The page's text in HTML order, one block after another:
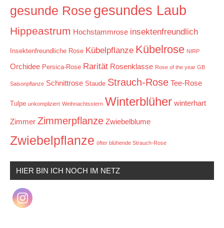
gesunde Rose gesundes Laub
Hippeastrum Hochstammrose insektenfreundlich
Insektenfreundliche Rose Kübelpflanze Kübelrose NIRP
Orchidee Persica-Rose Rarität Rosenklasse Rose of the year GB
Saisonpflanze Schnittrose Staude Strauch-Rose Tee-Rose
Tulpe unkompliziert Weihnachtsstern Winterblüher winterhart
Zimmer Zimmerpflanze Zwiebelblume
Zwiebelpflanze öfter blühende Strauch-Rose
HIER BIN ICH NOCH IM NETZ